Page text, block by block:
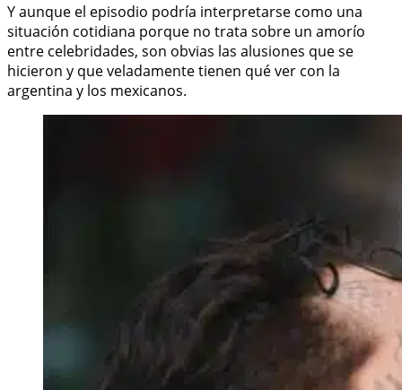
Y aunque el episodio podría interpretarse como una
situación cotidiana porque no trata sobre un amorío
entre celebridades, son obvias las alusiones que se
hicieron y que veladamente tienen qué ver con la
argentina y los mexicanos.